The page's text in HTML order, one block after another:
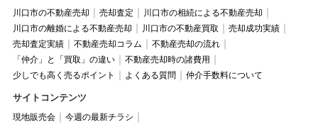
川口市の不動産売却 売却査定
川口市の相続による不動産売却
川口市の離婚による不動産売却
川口市の不動産買取
売却成功実績
売却査定実績
不動産売却コラム
不動産売却の流れ
「仲介」と「買取」の違い
不動産売却時の諸費用
少しでも高く売るポイント
よくある質問 仲介手数料について
サイトコンテンツ
現地販売会
今週の最新チラシ